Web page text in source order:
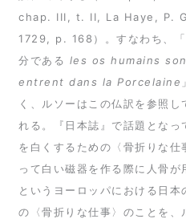
chap. III, t. II, La Haye, P.
1729, p. 168）。すなわち、
分である les os humains
entrent dans la Porcelaine
く、ルソーはこの仏訳を参照
れる。『日本誌』で話題となっ
を白くするための〈骨折りな
って白い磁器を作る際に人骨
というヨーロッパにおける日本
の〈骨折りな仕事〉のことを